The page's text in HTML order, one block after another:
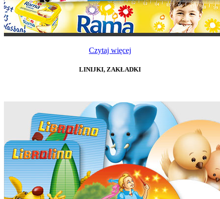
Czytaj więcej
LINIJKI, ZAKŁADKI